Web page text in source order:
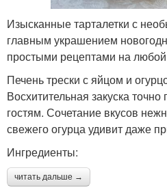
Изысканные тарталетки с
главным украшением
простыми рецептами на любой
Печень трески с яйцом и
Восхитительная закуска
гостям. Сочетание вкусов
свежего огурца удивит даже
Ингредиенты:
читать дальше →